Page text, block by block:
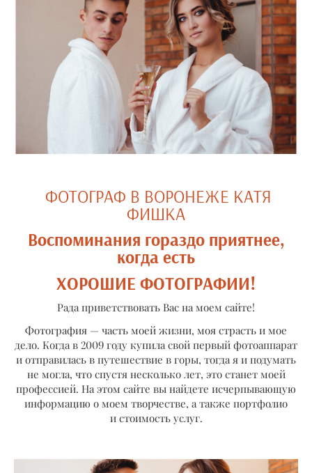
ФОТОГРАФ В ВОРОНЕЖЕ КАТЯ
ФИШКА
Воспоминания гораздо приятнее,
когда есть
ХОРОШИЕ ФОТОГРАФИИ!
Рада приветствовать Вас на моем сайте!
Фотография — часть моей жизни, моя страсть и мое
дело. Когда в 2009 году купила свой первый фотоаппарат
и отправилась в путешествие в горы, тогда я и подумать
не могла, что спустя несколько лет, это станет моей
профессией. На этом сайте вы найдете исчерпывающую
информацию о моем творчестве, а также портфолио
и стоимость услуг.